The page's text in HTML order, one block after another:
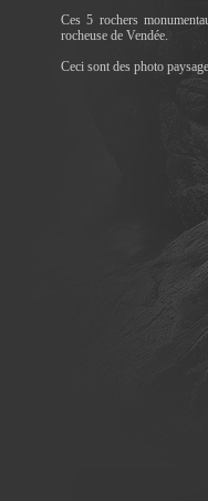
Ces 5 rochers
rocheuse de Vendée.
Ceci sont des photo